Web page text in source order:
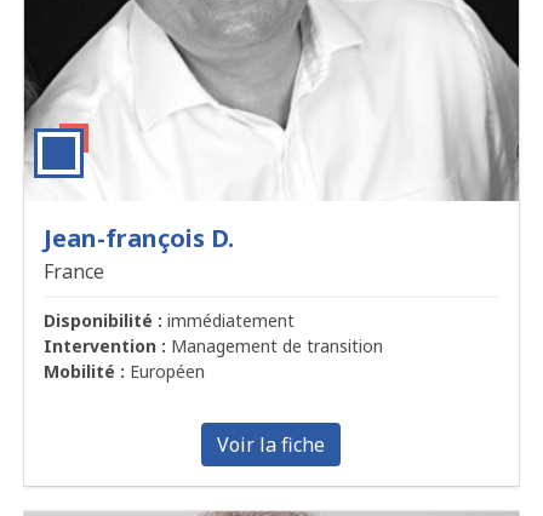
Jean-françois D.
France
Disponibilité :immédiatement
Intervention : Management de transition
Mobilité : Européen
Voir la fiche